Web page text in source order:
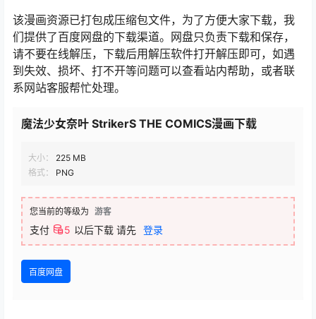
该漫画资源已打包成压缩包文件，为了方便大家下载，我
们提供了百度网盘的下载渠道。网盘只负责下载和保存，
请不要在线解压，下载后用解压软件打开解压即可，如遇
到失效、损坏、打不开等问题可以查看站内帮助，或者联
系网站客服帮忙处理。
魔法少女奈叶 StrikerS THE COMICS漫画下载
大小：
225 MB
格式：
PNG
您当前的等级为 游客
支付 5 以后下载 请先 登录
百度网盘